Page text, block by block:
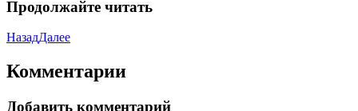
Продолжайте читать
НазадДалее
Комментарии
Добавить комментарий